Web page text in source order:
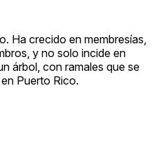
Ha crecido en membresías,
y no solo incide en
árbol, con ramales que se
Puerto Rico.